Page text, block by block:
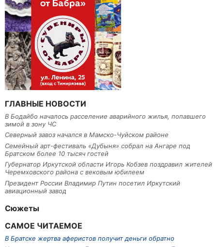
ГЛАВНЫЕ НОВОСТИ
В Бодайбо началось расселение аварийного жилья, попавшего
зимой в зону ЧС
Северный завоз начался в Мамско-Чуйском районе
Семейный арт-фестиваль «Дубыня» собрал на Ангаре под
Братском более 10 тысяч гостей
Губернатор Иркутской области Игорь Кобзев поздравил жителей
Черемховского района с вековым юбилеем
Президент России Владимир Путин посетил Иркутский
авиационный завод
Сюжеты
САМОЕ ЧИТАЕМОЕ
В Братске жертва аферистов получит деньги обратно